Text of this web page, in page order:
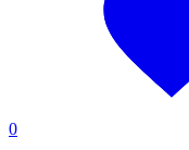
0